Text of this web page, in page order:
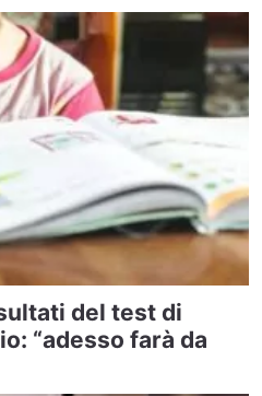
del test di
“adesso farà da